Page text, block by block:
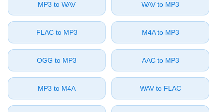
⁦MP3⁩ to ⁦WAV⁩ ⁦WAV⁩ to ⁦MP3⁩
⁦FLAC⁩ to ⁦MP3⁩ ⁦M4A⁩ to ⁦MP3⁩
⁦OGG⁩ to ⁦MP3⁩ ⁦AAC⁩ to ⁦MP3⁩
⁦MP3⁩ to ⁦M4A⁩ ⁦WAV⁩ to ⁦FLAC⁩